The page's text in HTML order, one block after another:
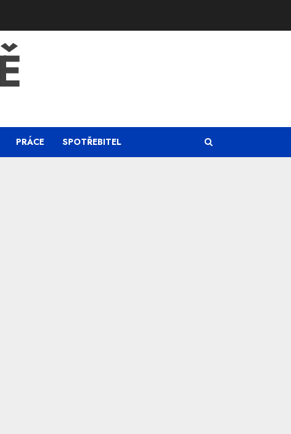
PRÁCE SPOTŘEBITEL